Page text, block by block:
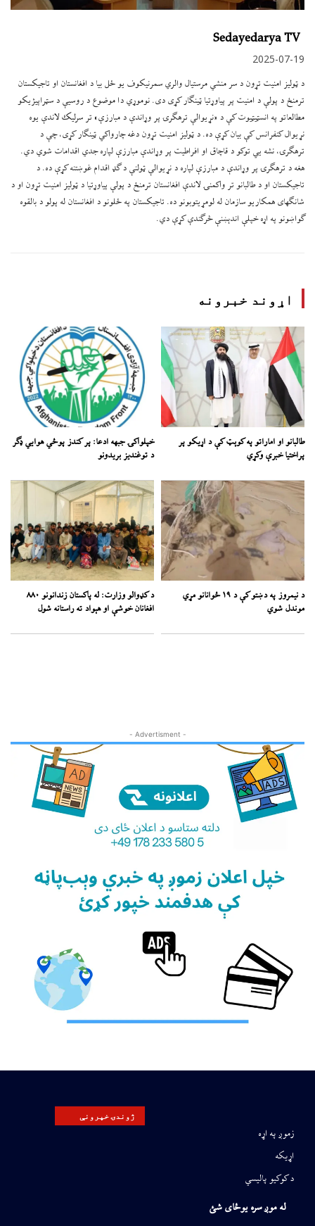
Sedayedarya TV
2025-07-19
د ټوليز امنيت تړون د سر منشي مرستيال والري سمرنيکوف‌ يو ځل بيا د افغانستان او تاجيکستان
ترمنځ د پولې د امنيت پر پياوړتيا ټينګار کړی دی. نوموړي دا موضوع د روسيې د سټراپيژيکو
مطالعاتو په انسټيټيوت کې د «نړيوالې ترهګرۍ پر وړاندې د مبارزې» تر سرليک لاندې يوه
نړيوال کنفرانس کې بيان کړې ده. د ټوليز امنيت تړون دغه چارواکي ټينګار کړی، چې د
ترهګرۍ، نشه يي توکو د قاچاق او افراطيت پر وړاندې مبارزې لپاره جدي اقدامات شوي دي.
هغه د ترهګرۍ پر وړاندې د مبارزې لپاره د نړيوالې ټولنې د ګډ اقدام غوښتنه کړې ده. د
تاجيکستان او د طالبانو تر واکمنۍ لاندې افغانستان ترمنځ د پولې پياوړتيا د ټوليز امنيت تړون او د
شانګهای همکاريو سازمان له لومړيتوبونو ده. تاجيکستان په ځلونو د افغانستان له پولو د بالقوه
ګواښونو په اړه خپلې اندېښنې څرګندې کړې دي.
اړوند خبرونه
طالبانو او اماراتو په کوېټ کې د اړیکو پر
پراختیا خبرې وکړي
خپلواکۍ جبهه ادعا: پر کندز پوځي هوايي ډګر
د توغندیز بریدونو
د نیمروز په دښتو کې د ۱۹ ځوانانو مړي
موندل شوي
د کډوالو وزارت: له پاکستان زندانونو ۸۸۰
افغانان خوشې او هېواد ته راستانه شول
- Advertisment -
ژوندۍ خپرونې
زموږ په اړه
اړیکه
د کوکیو پالیسي
له موږ سره یوځای شئ